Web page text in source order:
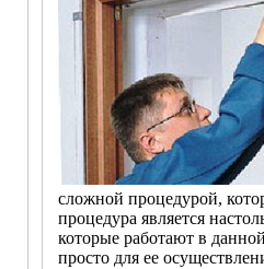
сложной процедурой,
процедура является
которые работают в
просто для ее